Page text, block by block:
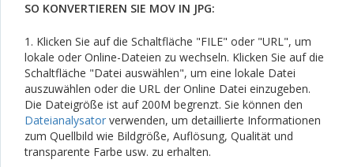
SO KONVERTIEREN SIE MOV IN JPG:
1. Klicken Sie auf die Schaltfläche "FILE" oder "URL", um
lokale oder Online-Dateien zu wechseln. Klicken Sie auf die
Schaltfläche "Datei auswählen", um eine lokale Datei
auszuwählen oder die URL der Online Datei einzugeben.
Die Dateigröße ist auf 200M begrenzt. Sie können den
Dateianalysator verwenden, um detaillierte Informationen
zum Quellbild wie Bildgröße, Auflösung, Qualität und
transparente Farbe usw. zu erhalten.